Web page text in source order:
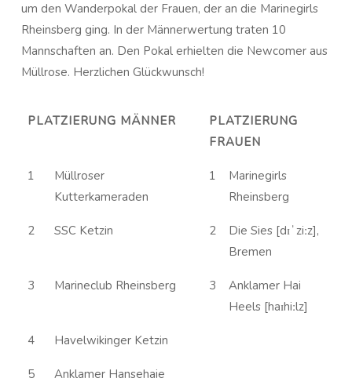
um den Wanderpokal der Frauen, der an die Marinegirls
Rheinsberg ging. In der Männerwertung traten 10
Mannschaften an. Den Pokal erhielten die Newcomer aus
Müllrose. Herzlichen Glückwunsch!
PLATZIERUNG MÄNNER
PLATZIERUNG
FRAUEN
1
Müllroser
Kutterkameraden
1
Marinegirls
Rheinsberg
2 SSC Ketzin 2
Die Sies [dɪˈziːz],
Bremen
3 Marineclub Rheinsberg 3
Anklamer Hai
Heels [haɪhiːlz]
4 Havelwikinger Ketzin
5 Anklamer Hansehaie